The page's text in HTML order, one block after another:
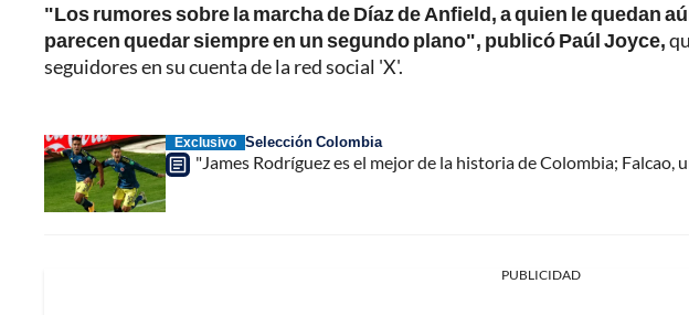
"Los rumores sobre la marcha de Díaz de Anfield, a quien le quedan
parecen quedar siempre en un segundo plano", publicó Paúl Joyce,
seguidores en su cuenta de la red social 'X'.
Exclusivo Selección Colombia
"James Rodríguez es el mejor de la historia de Colombia; Falcao,
PUBLICIDAD